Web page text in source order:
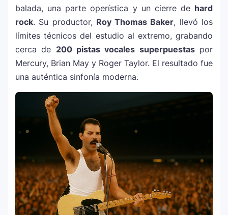
10
Carín León y Ricky Martin unen fuerzas
en una nueva versión de A Medio Vivir
11
Justin Bieber rompe récord en Coachella
2026: el artista mejor pagado de la
historia del festival
Farándula ::. Isadora, hija de Chayanne,
logra su primera nominación a los Latin
Grammy 2025
balada, una parte operística y un cierre de hard
rock. Su productor, Roy Thomas Baker, llevó los
límites técnicos del estudio al extremo, grabando
cerca de 200 pistas vocales superpuestaspor
Mercury, Brian May y Roger Taylor. El resultado fue
una auténtica sinfonía moderna.